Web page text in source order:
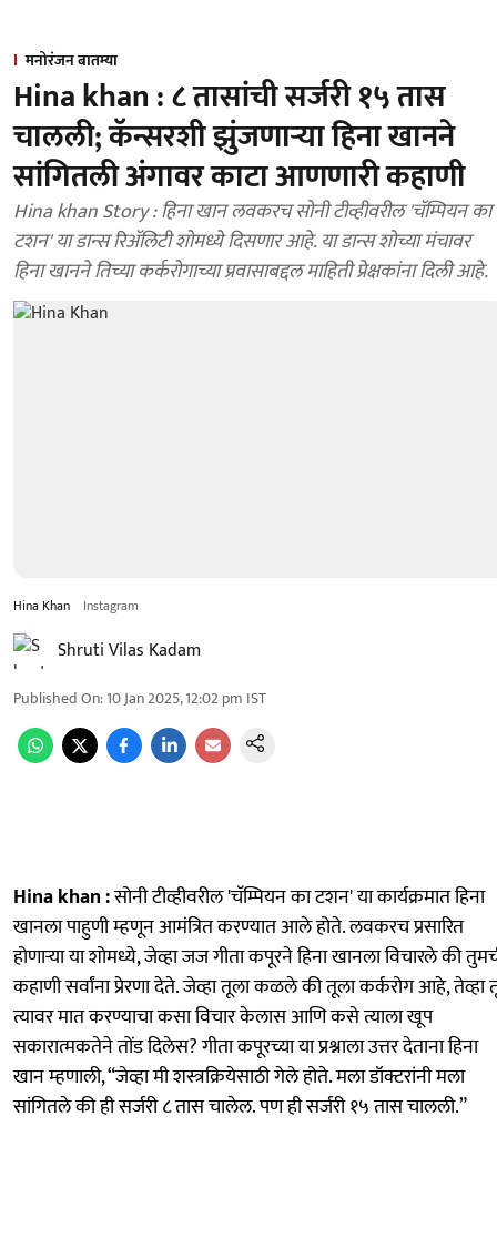
मनोरंजन बातम्या
Hina khan : ८ तासांची सर्जरी १५ तास
चालली; कॅन्सरशी झुंजणाऱ्या हिना खानने
सांगितली अंगावर काटा आणणारी कहाणी
Hina khan Story : हिना खान लवकरच सोनी टीव्हीवरील 'चॅम्पियन का
टशन' या डान्स रिॲलिटी शोमध्ये दिसणार आहे. या डान्स शोच्या मंचावर
हिना खानने तिच्या कर्करोगाच्या प्रवासाबद्दल माहिती प्रेक्षकांना दिली आहे.
Hina Khan Instagram
Shruti Vilas Kadam
Published On:10 Jan 2025, 12:02 pm IST
Hina khan :सोनी टीव्हीवरील 'चॅम्पियन का टशन' या कार्यक्रमात हिना
खानला पाहुणी म्हणून आमंत्रित करण्यात आले होते. लवकरच प्रसारित
होणाऱ्या या शोमध्ये, जेव्हा जज गीता कपूरने हिना खानला विचारले की
कहाणी सर्वांना प्रेरणा देते. जेव्हा तूला कळले की तूला कर्करोग आहे, तेव्हा
त्यावर मात करण्याचा कसा विचार केलास आणि कसे त्याला खूप
सकारात्मकतेने तोंड दिलेस? गीता कपूरच्या या प्रश्नाला उत्तर देताना हिना
खान म्हणाली, “जेव्हा मी शस्त्रक्रियेसाठी गेले होते. मला डॉक्टरांनी मला
सांगितले की ही सर्जरी ८ तास चालेल. पण ही सर्जरी १५ तास चालली.”